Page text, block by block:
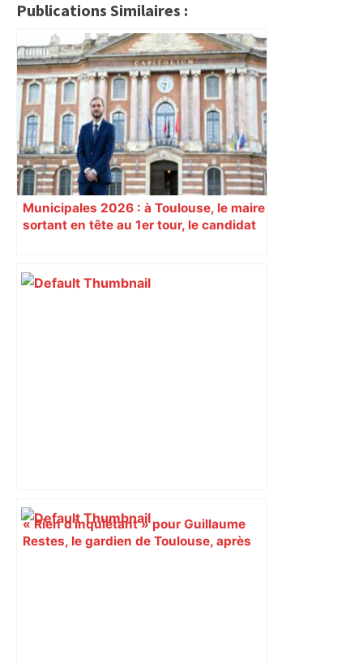
Publications Similaires :
Municipales 2026 : à Toulouse, le maire
sortant en tête au 1er tour, le candidat
« Rien d'inquiétant » pour Guillaume
Restes, le gardien de Toulouse, après